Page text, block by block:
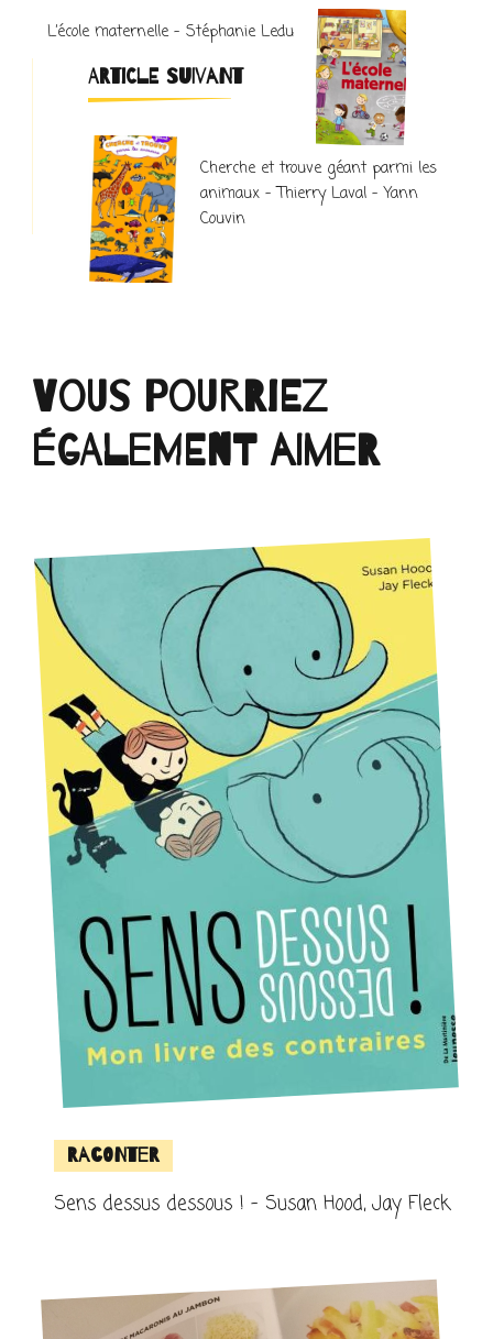
L’école maternelle – Stéphanie Ledu
ARTICLE SUIVANT
Cherche et trouve géant parmi les
animaux – Thierry Laval – Yann
Couvin
Vous pourriez
également aimer
Raconter
Sens dessus dessous ! – Susan Hood, Jay Fleck